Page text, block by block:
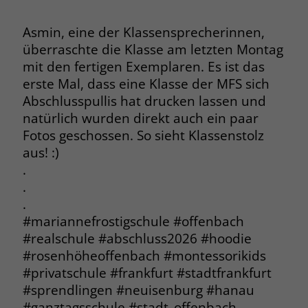
Asmin, eine der Klassensprecherinnen,
überraschte die Klasse am letzten Montag
mit den fertigen Exemplaren. Es ist das
erste Mal, dass eine Klasse der MFS sich
Abschlusspullis hat drucken lassen und
natürlich wurden direkt auch ein paar
Fotos geschossen. So sieht Klassenstolz
aus! :)
.
.
.
#mariannefrostigschule #offenbach
#realschule #abschluss2026 #hoodie
#rosenhöheoffenbach #montessorikids
#privatschule #frankfurt #stadtfrankfurt
#sprendlingen #neuisenburg #hanau
Name PHPSESSID
Anbieter www.marianne-frostig-schule.de
Laufzeit Session
Zweck
Behält die Zustände des Benutzers bei
allen Seitenanfragen bei.
Laufzeit 1 Monat
Zweck
Behält die Zustimmung des Benutzers
zum Cookie Opt-In